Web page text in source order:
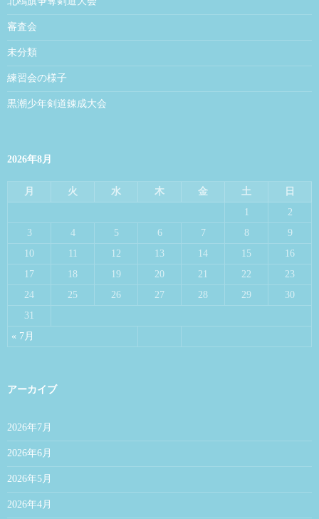
審査会
未分類
練習会の様子
黒潮少年剣道錬成大会
2026年8月
月 火 水 木 金 土 日
« 7月
1
2
3
4 5 6 7 8
9
10
11 12 13 14 15
16
17
18 19 20 21 22
23
24
25 26 27 28 29
30
31
アーカイブ
2026年7月
2026年6月
2026年5月
2026年4月